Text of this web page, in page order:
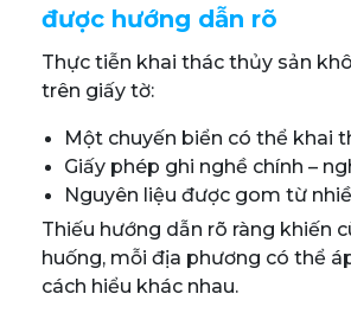
được hướng dẫn rõ
Thực tiễn khai thác thủy sản
trên giấy tờ:
Một chuyến biển có thể khai
Giấy phép ghi nghề chính –
Nguyên liệu được gom từ
Thiếu hướng dẫn rõ ràng khiến
huống, mỗi địa phương có thể
cách hiểu khác nhau.